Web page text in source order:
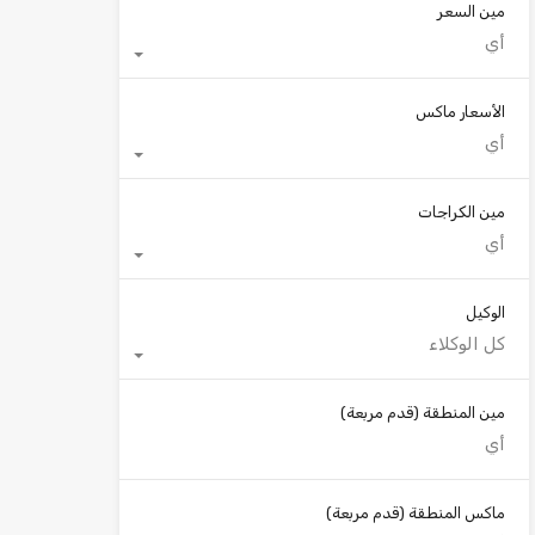
مين السعر
أي
الأسعار ماكس
أي
مين الكراجات
أي
الوكيل
كل الوكلاء
مين المنطقة (قدم مربعة)
ماكس المنطقة (قدم مربعة)